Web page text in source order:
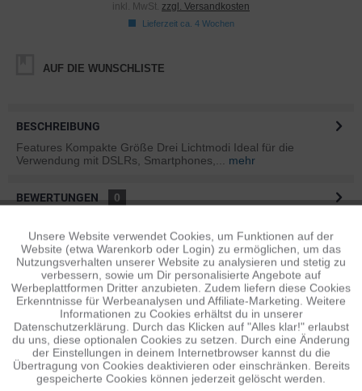
inkl. MwSt. zzgl. Versandkosten
Lieferzeit ca. 4 Wochen
AUF DIE WUNSCHLISTE
BESCHREIBUNG
Features Kompakte Größe Drei Lichtmodi Ideal für die
Verwendung mit DSLRs, Smartphones,...
mehr
BEWERTUNGEN
0
ÄHNLICHE ARTIKEL
Diese Artikel sind dem Produkt ähnlich ...mehr
Persönliche Empfehlungen
Funktionale Aktiv
Tracking Inaktiv
Personalisierung Inaktiv
Service Inaktiv
Unsere Website verwendet Cookies, um Funktionen auf der
Website (etwa Warenkorb oder Login) zu ermöglichen, um das
Nutzungsverhalten unserer Website zu analysieren und stetig zu
verbessern, sowie um Dir personalisierte Angebote auf
Werbeplattformen Dritter anzubieten. Zudem liefern diese Cookies
Erkenntnisse für Werbeanalysen und Affiliate-Marketing. Weitere
Informationen zu Cookies erhältst du in unserer
Datenschutzerklärung. Durch das Klicken auf "Alles klar!" erlaubst
du uns, diese optionalen Cookies zu setzen. Durch eine Änderung
der Einstellungen in deinem Internetbrowser kannst du die
Übertragung von Cookies deaktivieren oder einschränken. Bereits
gespeicherte Cookies können jederzeit gelöscht werden.